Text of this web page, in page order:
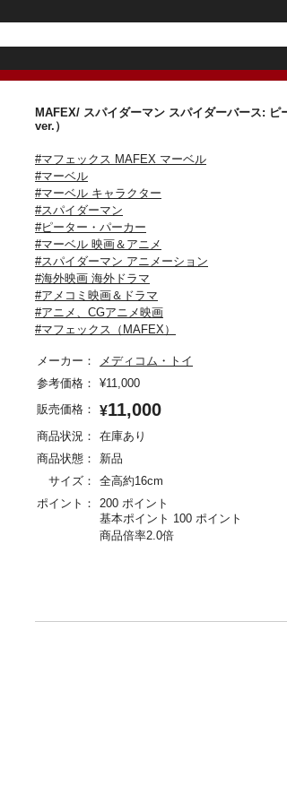
MAFEX/ スパイダーマン スパイダーバース:
ver.）
#マフェックス MAFEX マーベル
#マーベル
#マーベル キャラクター
#スパイダーマン
#ピーター・パーカー
#マーベル 映画＆アニメ
#スパイダーマン アニメーション
#海外映画 海外ドラマ
#アメコミ映画＆ドラマ
#アニメ、CGアニメ映画
#マフェックス（MAFEX）
メーカー：
メディコム・トイ
参考価格：
¥11,000
販売価格：
¥11,000
商品状況：
在庫あり
商品状態：
新品
サイズ：
全高約16cm
ポイント：
200 ポイント
基本ポイント 100 ポイント
商品倍率2.0倍